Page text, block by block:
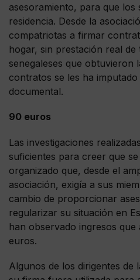
asesoramiento, para que los
residencia. Desde la
compatriotas a firmar
hogar, sin prestación real de
senegaleses que obtuvieron
contratos se les ha
documental.
90 euros
Las investigaciones
suficientes para creer que
organizado que, desde el
asociación, exigía a sus
cambio de proporcionar
regularizar su situación en
han observado ingresos
euros.
Algunos de los dirigentes de